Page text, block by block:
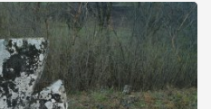
колії у траві – […]